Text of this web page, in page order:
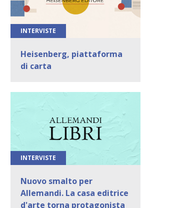
INTERVISTE
Heisenberg, piattaforma
di carta
INTERVISTE
Nuovo smalto per
Allemandi. La casa editrice
d'arte torna protagonista